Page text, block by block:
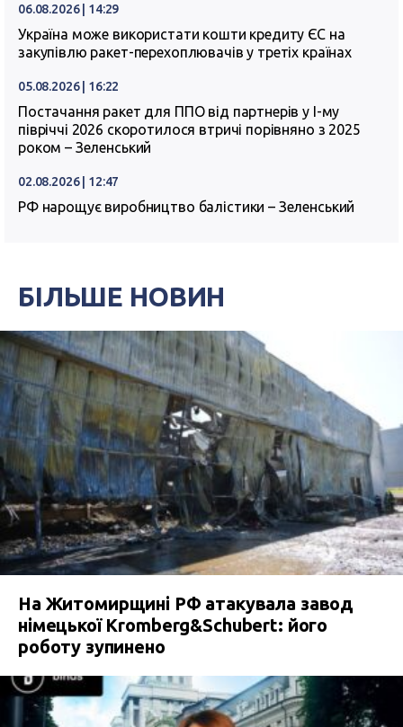
06.08.2026 | 14:29
Україна може використати кошти кредиту ЄС на
закупівлю ракет-перехоплювачів у третіх країнах
05.08.2026 | 16:22
Постачання ракет для ППО від партнерів у I-му
півріччі 2026 скоротилося втричі порівняно з 2025
роком – Зеленський
02.08.2026 | 12:47
РФ нарощує виробництво балістики – Зеленський
БІЛЬШЕ НОВИН
На Житомирщині РФ атакувала завод
німецької Kromberg&Schubert: його
роботу зупинено